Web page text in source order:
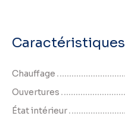
Caractéristiques
Chauffage
Ouvertures
État intérieur